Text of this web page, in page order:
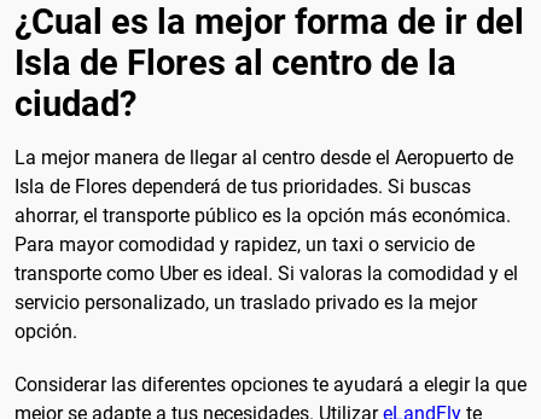
¿Cual es la mejor forma de ir del
Isla de Flores al centro de la
ciudad?
La mejor manera de llegar al centro desde el Aeropuerto de
Isla de Flores dependerá de tus prioridades. Si buscas
ahorrar, el transporte público es la opción más económica.
Para mayor comodidad y rapidez, un taxi o servicio de
transporte como Uber es ideal. Si valoras la comodidad y el
servicio personalizado, un traslado privado es la mejor
opción.
Considerar las diferentes opciones te ayudará a elegir la que
mejor se adapte a tus necesidades. UtilizareLandFly te